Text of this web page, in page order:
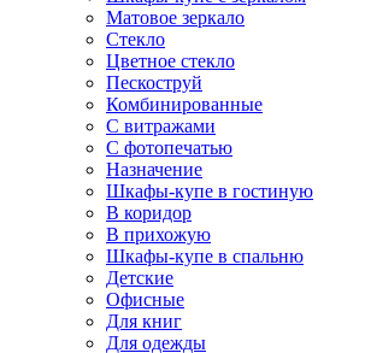
Матовое зеркало
Стекло
Цветное стекло
Пескоструй
Комбинированные
С витражами
С фотопечатью
Назначение
Шкафы-купе в гостиную
В коридор
В прихожую
Шкафы-купе в спальню
Детские
Офисные
Для книг
Для одежды